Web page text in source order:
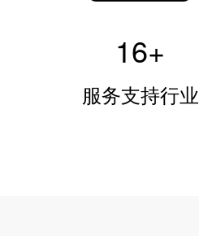
16+
服务支持行业